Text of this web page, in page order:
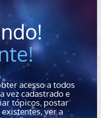
acesso a todos
vez cadastrado e
tópicos, postar
ver a